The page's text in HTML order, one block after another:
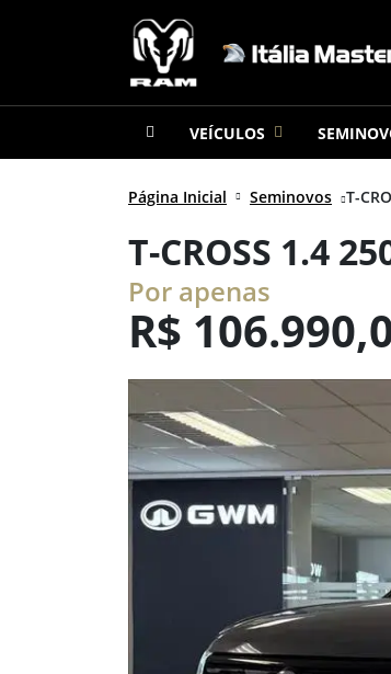
VEÍCULOS
Página Inicial Seminovos T-
T-CROSS 1.4
Por apenas
R$